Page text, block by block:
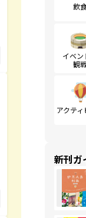
飲
イベン
観
アクティ
新刊ガ